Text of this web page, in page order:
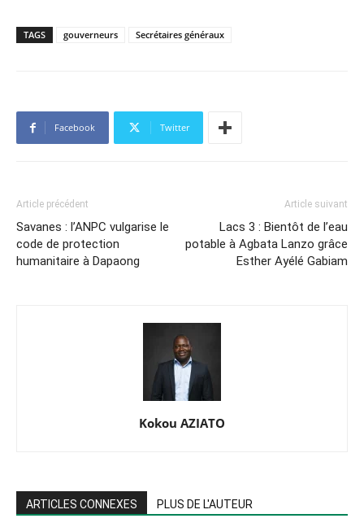
TAGS gouverneurs Secrétaires généraux
Facebook Twitter
Article précédent
Savanes : l’ANPC vulgarise le
code de protection
humanitaire à Dapaong
Article suivant
Lacs 3 : Bientôt de l’eau
potable à Agbata Lanzo grâce
Esther Ayélé Gabiam
Kokou AZIATO
ARTICLES CONNEXES PLUS DE L'AUTEUR